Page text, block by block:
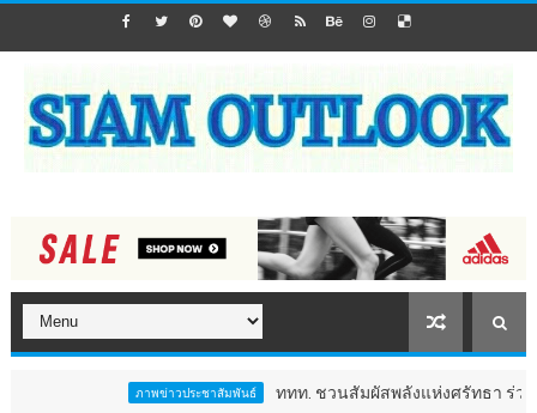
ภาพข่าวประชาสัมพันธ์ ททท. ชวนสัมผัสพลังแห่งศรัทธา ร่วมงาน "ห่มผ้